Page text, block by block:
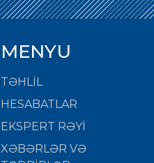
MENYU
TƏHLİL
HESABATLAR
EKSPERT RƏYİ
XƏBƏRLƏR VƏ